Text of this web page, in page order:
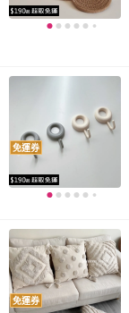
免運券
免運券